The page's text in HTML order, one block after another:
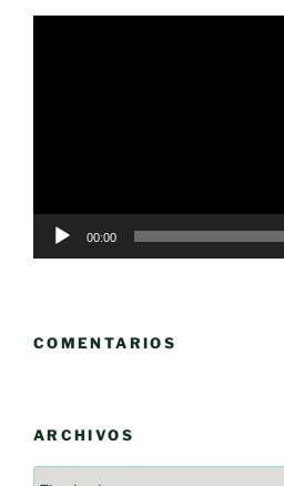
00:00
COMENTARIOS
ARCHIVOS